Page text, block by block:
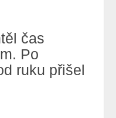
čas
Po
ruku přišel